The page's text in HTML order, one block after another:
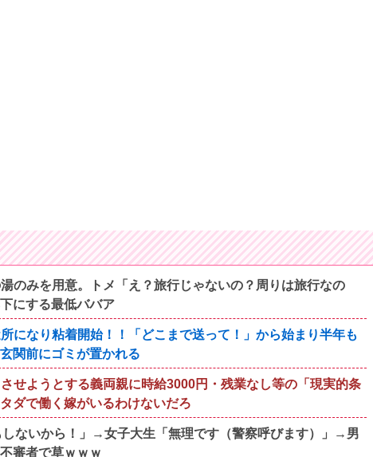
のみを用意。トメ「え？旅行じゃないの？周りは旅行なの
にする最低ババア
になり粘着開始！！「どこまで送って！」から始まり半年も
関前にゴミが置かれる
せようとする義両親に時給3000円・残業なし等の「現実的条
ダで働く嫁がいるわけないだろ
ないから！」→女子大生「無理です（警察呼びます）」→男
審者で草ｗｗｗ